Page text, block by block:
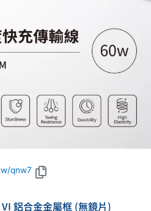
qnw7
鋁合金金屬框 (無鏡片)